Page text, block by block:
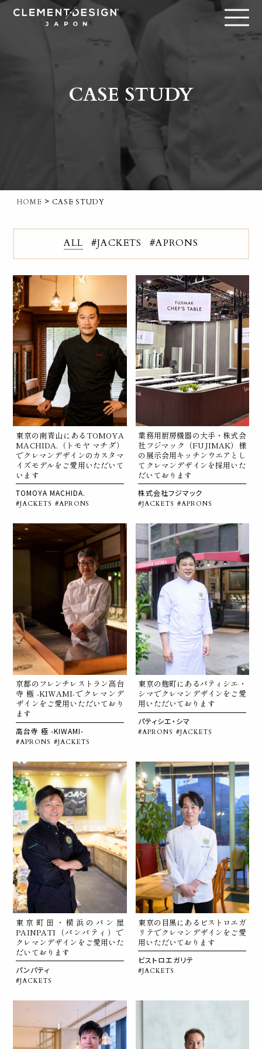
CASE STUDY
HOME > CASE STUDY
ALL #JACKETS #APRONS
東京の南青山にあるTOMOYA
MACHIDA.（トモヤ マチダ）
でクレマンデザインのカスタマ
イズモデルをご愛用いただいて
います
TOMOYA MACHIDA.
#JACKETS #APRONS
業務用厨房機器の大手・株式会
社フジマック（FUJIMAK）様
の展示会用キッチンウエアとし
てクレマンデザインを採用いた
だいております
株式会社フジマック
#JACKETS #APRONS
京都のフレンチレストラン高台
寺 極 -KIWAMI-でクレマンデ
ザインをご愛用いただいており
ます
高台寺 極 -KIWAMI-
#APRONS #JACKETS
東京の麹町にあるパティシエ・
シマでクレマンデザインをご愛
用いただいております
パティシエ・シマ
#APRONS #JACKETS
東京町田・横浜のパン屋
PAINPATI（パンパティ）で
クレマンデザインをご愛用いた
だいております
パンパティ
#JACKETS
東京の目黒にあるビストロエガ
リテでクレマンデザインをご愛
用いただいております
ビストロエガリテ
#JACKETS